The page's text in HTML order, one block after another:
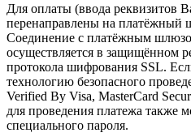
Для оплаты (ввода реквизитов
перенаправлены на платёжный
Соединение с платёжным
осуществляется в защищённом
протокола шифрования SSL.
технологию безопасного
Verified By Visa, MasterCard
для проведения платежа также
специального пароля.